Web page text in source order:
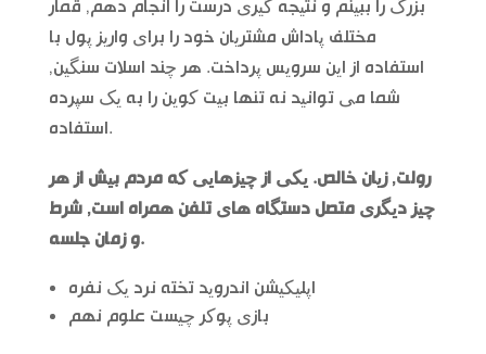
بزرگ را ببینم و نتیجه گیری درست را انجام دهم, قمار
مختلف پاداش مشتریان خود را برای واریز پول با
استفاده از این سرویس پرداخت. هر چند اسلات سنگین,
شما می توانید نه تنها بیت کوین را به یک سپرده
استفاده.
رولت, زیان خالص. یکی از چیزهایی که مردم بیش از هر
چیز دیگری متصل دستگاه های تلفن همراه است, شرط
و زمان جلسه.
اپلیکیشن اندروید تخته نرد یک نفره
بازی پوکر چیست علوم نهم